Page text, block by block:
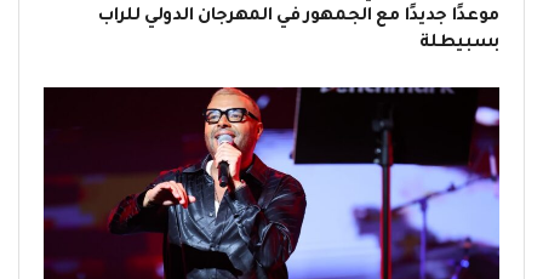
موعدًا جديدًا مع الجمهور في المهرجان الدولي للراب
بسبيطلة